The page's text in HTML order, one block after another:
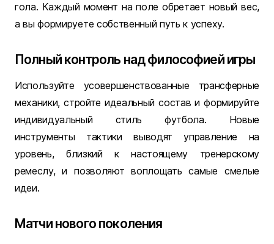
гола. Каждый момент на поле обретает новый вес,
а вы формируете собственный путь к успеху.
Полный контроль над философией игры
Используйте усовершенствованные трансферные
механики, стройте идеальный состав и формируйте
индивидуальный стиль футбола. Новые
инструменты тактики выводят управление на
уровень, близкий к настоящему тренерскому
ремеслу, и позволяют воплощать самые смелые
идеи.
Матчи нового поколения